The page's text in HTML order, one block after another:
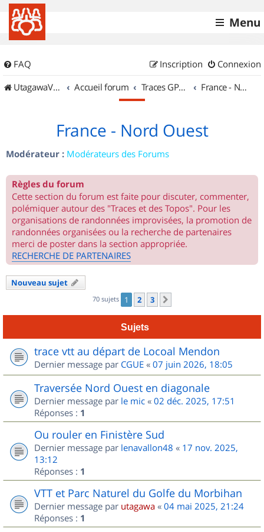
Menu
FAQ Connexion
Inscription
UtagawaVTT (Randos VTT et VTTAE avec traces GPS)
Accueil forum Traces GPS de randos VTT France - Nord Ouest
France - Nord Ouest
Modérateur : Modérateurs des Forums
Règles du forum
Cette section du forum est faite pour discuter, commenter,
polémiquer autour des "Traces et des Topos". Pour les
organisations de randonnées improvisées, la promotion de
randonnées organisées ou la recherche de partenaires
merci de poster dans la section appropriée.
RECHERCHE DE PARTENAIRES
Nouveau sujet
70 sujets 1 2 3
Sujets
trace vtt au départ de Locoal Mendon
Dernier message par CGUE « 07 juin 2026, 18:05
Traversée Nord Ouest en diagonale
Dernier message par le mic « 02 déc. 2025, 17:51
Réponses : 1
Ou rouler en Finistère Sud
Dernier message par lenavallon48 « 17 nov. 2025,
13:12
Réponses : 1
VTT et Parc Naturel du Golfe du Morbihan
Dernier message par utagawa « 04 mai 2025, 21:24
Réponses : 1